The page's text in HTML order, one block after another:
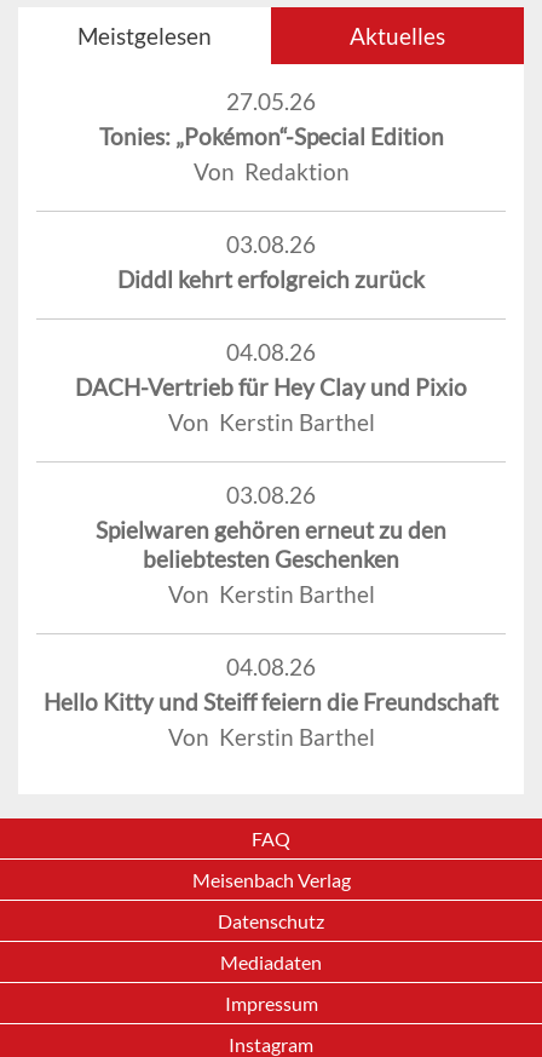
Meistgelesen Aktuelles
27.05.26
Tonies: „Pokémon“-Special Edition
Von Redaktion
03.08.26
Diddl kehrt erfolgreich zurück
04.08.26
DACH-Vertrieb für Hey Clay und Pixio
Von Kerstin Barthel
03.08.26
Spielwaren gehören erneut zu den
beliebtesten Geschenken
Von Kerstin Barthel
04.08.26
Hello Kitty und Steiff feiern die Freundschaft
Von Kerstin Barthel
FAQ
Meisenbach Verlag
Datenschutz
Mediadaten
Impressum
Instagram